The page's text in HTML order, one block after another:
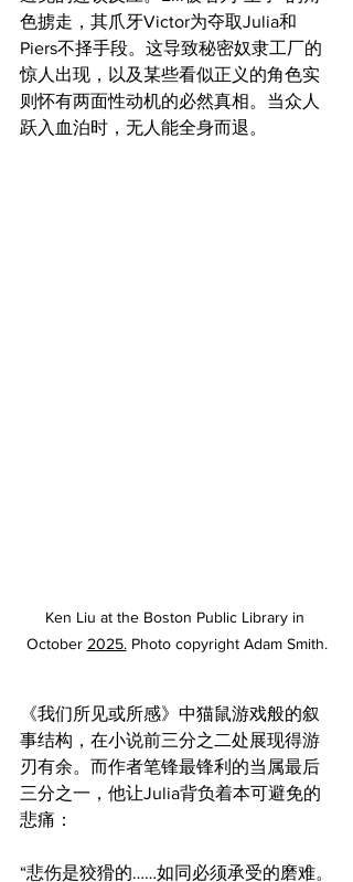
色掳走，其爪牙Victor为夺取Julia和
Piers不择手段。这导致秘密奴隶工厂的
惊人出现，以及某些看似正义的角色实
则怀有两面性动机的必然真相。当众人
跃入血泊时，无人能全身而退。
Ken Liu at the Boston Public Library in
October 2025. Photo copyright Adam Smith.
《我们所见或所感》中猫鼠游戏般的叙
事结构，在小说前三分之二处展现得游
刃有余。而作者笔锋最锋利的当属最后
三分之一，他让Julia背负着本可避免的
悲痛：
“悲伤是狡猾的……如同必须承受的磨难。